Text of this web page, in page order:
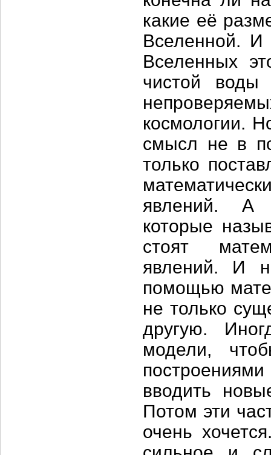
какие её
Вселенной. И
Вселенных
чистой воды
космологии.
смысл не в
только
явлений. А
которые
стоят
явлений. И
помощью
не только
другую.
модели,
вводить
Потом эти
очень